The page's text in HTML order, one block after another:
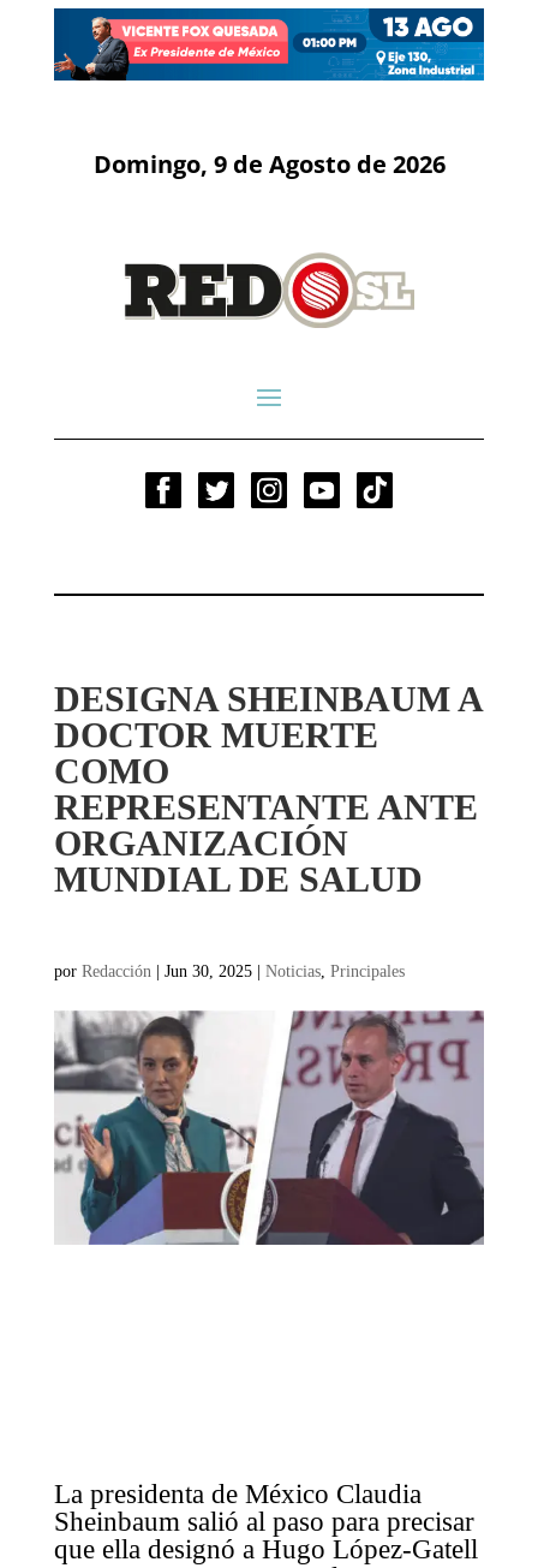
Domingo, 9 de Agosto de 2026
DESIGNA SHEINBAUM A
DOCTOR MUERTE
COMO
REPRESENTANTE ANTE
ORGANIZACIÓN
MUNDIAL DE SALUD
por Redacción | Jun 30, 2025| Noticias, Principales
La presidenta de México Claudia
Sheinbaum salió al paso para precisar
que ella designó a Hugo López-Gatell